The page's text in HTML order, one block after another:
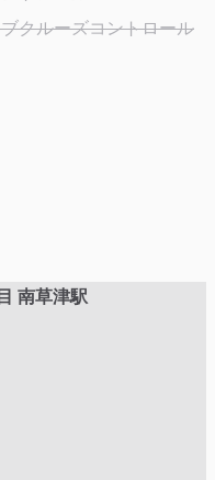
クルーズコントロール